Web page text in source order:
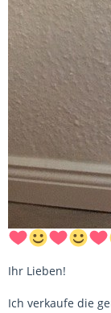
Ihr Lieben!
Ich verkaufe die